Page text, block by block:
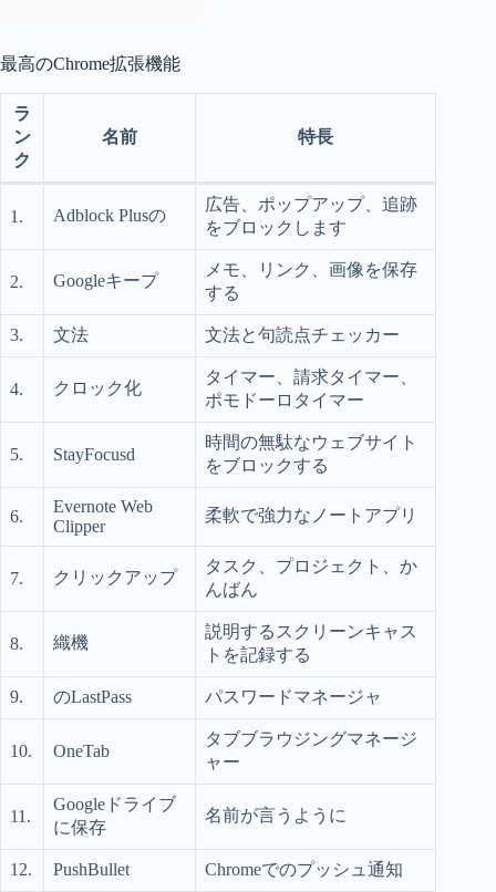
最高のChrome拡張機能
ラ
ン
ク
名前 特長
1. Adblock Plusの
広告、ポップアップ、追跡
をブロックします
2. Googleキープ
メモ、リンク、画像を保存
する
3. 文法 文法と句読点チェッカー
4. クロック化
タイマー、請求タイマー、
ポモドーロタイマー
5. StayFocusd
時間の無駄なウェブサイト
をブロックする
6.
Evernote Web
Clipper
柔軟で強力なノートアプリ
7. クリックアップ
タスク、プロジェクト、か
んばん
8. 織機
説明するスクリーンキャス
トを記録する
9. のLastPass パスワードマネージャ
10. OneTab
タブブラウジングマネージ
ャー
11.
Googleドライブ
に保存
名前が言うように
12. PushBullet Chromeでのプッシュ通知